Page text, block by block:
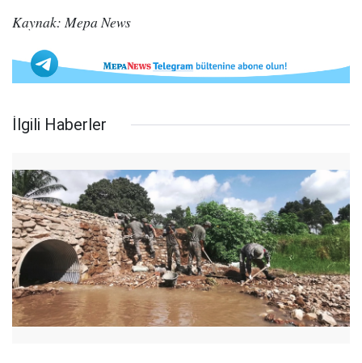
Kaynak: Mepa News
İlgili Haberler